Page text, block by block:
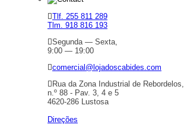
Tlf. 255 811 289
Tlm. 918 816 193
Segunda — Sexta,
9:00 — 19:00
comercial@lojadoscabides.com
Rua da Zona Industrial de Rebordelos,
n.º 88 - Pav. 3, 4 e 5
4620-286 Lustosa
Direções